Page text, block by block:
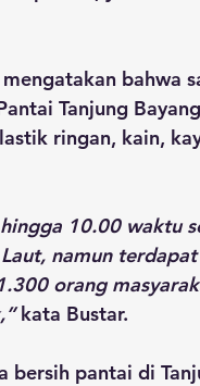
bahwa
Tanjung
ringan, kain,
10.00 waktu
namun
orang
kata Bustar.
bersih pantai di